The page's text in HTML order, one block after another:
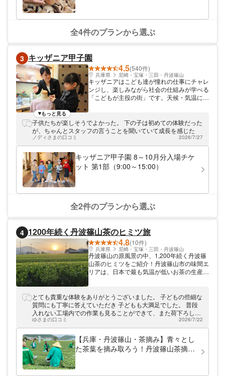
を使った、野生に最も近い栽培方法。一般的
に販売されている菌床栽培よりも、数倍の手
間と時間がかかりますが、香りと味は最高で
味わってください。 シイタケ狩りの後はバ
ーベキューもどうぞ。自然の恵みでお腹いっ
ぱいになりますよ！
全4件のプランから選ぶ
3 キッザニア甲子園
4.5(540件)
兵庫県 尼崎・宝塚・三田・丹波篠山
キッザニアはこども達が憧れの仕事にチャレ
ンジし、楽しみながら社会の仕組みが学べる
「こどもが主役の街」です。天候・気温に左
ビリオンに、100種類以上の仕事やサービス
が体験できます。仕事をしたら専用通貨「キ
ッゾ」でお給料がもらえ、買い物を楽しんだ
りサービスを受けたりすることも！ （C）
KCJ GROUP
もっと見る
子供たちが楽しそうでよかった。 下の子は初めての体験だった
が、ちゃんとスタッフの言うことを聞いていて成長を感じた
ノディさまの口コミ 2026/7/27
キッザニア甲子園 8～10月分入場チケ
ット 第1部（9:00～15:00）
全2件のプランから選ぶ
4 1200年続く丹波篠山茶のヒミツ旅
4.8(10件)
兵庫県 尼崎・宝塚・三田・丹波篠山
丹波篠山の原風景の中、1,200年続く丹波篠
山茶のヒミツをご紹介！丹波篠山市の味間エ
リアは、日本で最も気温が低いお茶の生産地
茶について知ることができる様々な体験をご
用意。地元生産者による茶畑ガイドや茶工場
見学、写真映えする茶娘体験、利き茶体験な
とても貴重な体験をありがとうございました。 子どもの些細な
質問にも丁寧に答えていただき 子どもも大満足でした。 普段
入れない工場内での作業も見ることができて、また荷下ろしも
少しお手伝い(邪魔？)させてもらえて一層身近に感じられたよ
うです。 試飲もびっくりするくらいおいしくて！ 贅沢な時間
でした。 お陰さまで自由研究も順調にまとめることができ
て、家でも子どもが作った緑茶を氷出しで楽しんでいます。 あ
りがとうございました。 次は6月第1土曜日、ぜひお茶祭りに
参加したいと思います。
ゆさまの口コミ 2026/7/22
【兵庫・丹波篠山・茶摘み】青々とし
た茶葉を摘み取ろう！丹波篠山茶摘み